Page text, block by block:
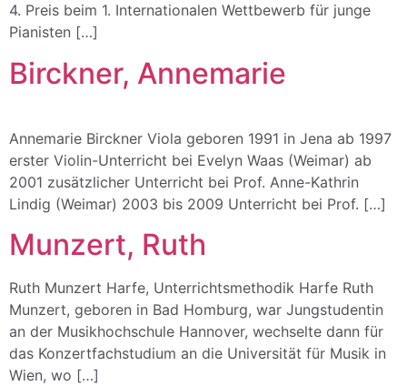
4. Preis beim 1. Internationalen Wettbewerb für junge
Pianisten […]
Birckner, Annemarie
Annemarie Birckner Viola geboren 1991 in Jena ab 1997
erster Violin-Unterricht bei Evelyn Waas (Weimar) ab
2001 zusätzlicher Unterricht bei Prof. Anne-Kathrin
Lindig (Weimar) 2003 bis 2009 Unterricht bei Prof. […]
Munzert, Ruth
Ruth Munzert Harfe, Unterrichtsmethodik Harfe Ruth
Munzert, geboren in Bad Homburg, war Jungstudentin
an der Musikhochschule Hannover, wechselte dann für
das Konzertfachstudium an die Universität für Musik in
Wien, wo […]